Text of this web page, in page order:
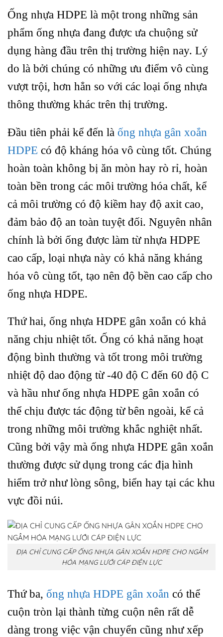
Ống nhựa HDPE là một trong những sản
phẩm ống nhựa đang được ưa chuộng sử
dụng hàng đầu trên thị trường hiện nay. Lý
do là bởi chúng có những ưu điểm vô cùng
vượt trội, hơn hẳn so với các loại ống nhựa
thông thường khác trên thị trường.
Đầu tiên phải kể đến là ống nhựa gân xoắn
HDPE có độ kháng hóa vô cùng tốt. Chúng
hoàn toàn không bị ăn mòn hay rò rỉ, hoàn
toàn bền trong các môi trường hóa chất, kể
cả môi trường có độ kiềm hay độ axit cao,
đảm bảo độ an toàn tuyệt đối. Nguyên nhân
chính là bởi ống được làm từ nhựa HDPE
cao cấp, loại nhựa này có khả năng kháng
hóa vô cùng tốt, tạo nên độ bền cao cấp cho
ống nhựa HDPE.
Thứ hai, ống nhựa HDPE gân xoắn có khả
năng chịu nhiệt tốt. Ống có khả năng hoạt
động bình thường và tốt trong môi trường
nhiệt độ dao động từ -40 độ C đến 60 độ C
và hầu như ống nhựa HDPE gân xoắn có
thể chịu được tác động từ bên ngoài, kể cả
trong những môi trường khắc nghiệt nhất.
Cũng bởi vậy mà ống nhựa HDPE gân xoắn
thường được sử dụng trong các địa hình
hiểm trở như lòng sông, biển hay tại các khu
vực đồi núi.
ĐỊA CHỈ CUNG CẤP ỐNG NHỰA GÂN XOẮN HDPE CHO NGẦM
HÓA MẠNG LƯỚI CÁP ĐIỆN LỰC
Thứ ba, ống nhựa HDPE gân xoắn có thể
cuộn tròn lại thành từng cuộn nên rất dễ
dàng trong việc vận chuyển cũng như xếp